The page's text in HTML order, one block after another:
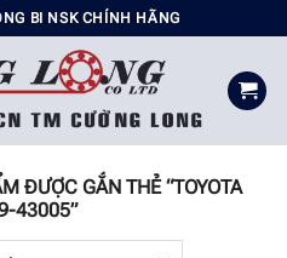
BI NSK CHÍNH HÃNG
ĐƯỢC GẮN THẺ “TOYOTA
43005”